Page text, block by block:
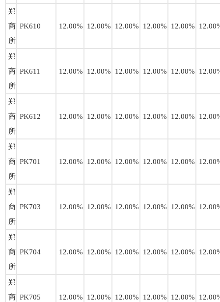
郑
商
所
PK610 12.00% 12.00% 12.00% 12.00% 12.00%
郑
商
所
PK611 12.00% 12.00% 12.00% 12.00% 12.00%
郑
商
所
PK612 12.00% 12.00% 12.00% 12.00% 12.00%
郑
商
所
PK701 12.00% 12.00% 12.00% 12.00% 12.00%
郑
商
所
PK703 12.00% 12.00% 12.00% 12.00% 12.00%
郑
商
所
PK704 12.00% 12.00% 12.00% 12.00% 12.00%
郑
商 PK705 12.00% 12.00% 12.00% 12.00% 12.00%